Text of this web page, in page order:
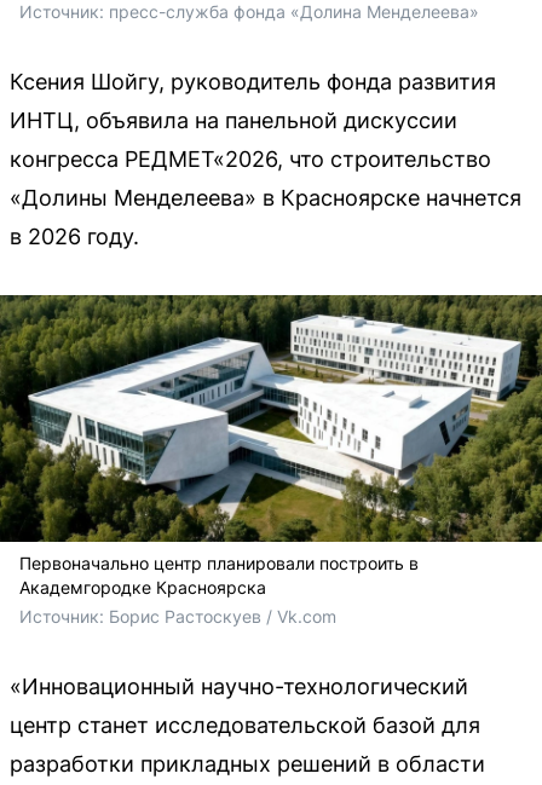
Источник: пресс-служба фонда «Долина Менделеева»
Ксения Шойгу, руководитель фонда развития
ИНТЦ, объявила на панельной дискуссии
конгресса РЕДМЕТ«2026, что строительство
«Долины Менделеева» в Красноярске начнется
в 2026 году.
Первоначально центр планировали построить в
Академгородке Красноярска
Источник: Борис Растоскуев / Vk.com
«Инновационный научно-технологический
центр станет исследовательской базой для
разработки прикладных решений в области